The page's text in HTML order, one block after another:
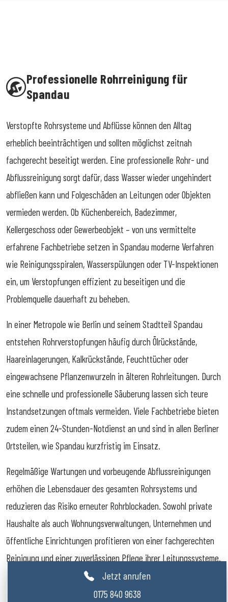
Professionelle Rohrreinigung für
Spandau
Verstopfte Rohrsysteme und Abflüsse können den Alltag
erheblich beeinträchtigen und sollten möglichst zeitnah
fachgerecht beseitigt werden. Eine professionelle Rohr- und
Abflussreinigung sorgt dafür, dass Wasser wieder ungehindert
abfließen kann und Folgeschäden an Leitungen oder Objekten
vermieden werden. Ob Küchenbereich, Badezimmer,
Kellergeschoss oder Gewerbeobjekt – von uns vermittelte
erfahrene Fachbetriebe setzen in Spandau moderne Verfahren
wie Reinigungsspiralen, Wasserspülungen oder TV-Inspektionen
ein, um Verstopfungen effizient zu beseitigen und die
Problemquelle dauerhaft zu beheben.
In einer Metropole wie Berlin und seinem Stadtteil Spandau
entstehen Rohrverstopfungen häufig durch Ölrückstände,
Haareinlagerungen, Kalkrückstände, Feuchttücher oder
eingewachsene Pflanzenwurzeln in älteren Rohrleitungen. Durch
eine schnelle und professionelle Säuberung lassen sich teure
Instandsetzungen oftmals vermeiden. Viele Fachbetriebe bieten
zudem einen 24-Stunden-Notdienst an und sind in allen Berliner
Ortsteilen, wie Spandau kurzfristig im Einsatz.
Regelmäßige Wartungen und vorbeugende Abflussreinigungen
erhöhen die Lebensdauer des gesamten Rohrsystems und
reduzieren das Risiko erneuter Rohrblockaden. Sowohl private
Haushalte als auch Wohnungsverwaltungen, Unternehmen und
öffentliche Einrichtungen profitieren von einer fachgerechten
Reinigung und einer zuverlässigen Pflege ihrer Leitungssysteme.
Jetzt anrufen
0175 840 9638